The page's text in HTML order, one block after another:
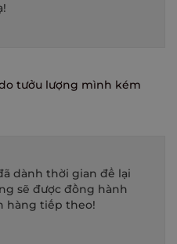
tưởu lượng mình kém
dành thời gian để lại
sẽ được đồng hành
hàng tiếp theo!